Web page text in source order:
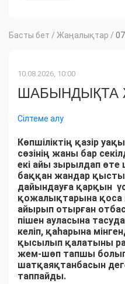
Басты бет / Жаңалықтар /
10.08.2026, 10:00
ШАБЫНДЫҚТА
Сілтеме алу
Көпшіліктің қазір
сөзінің жаны бар
екі айы зырылдап
баққан жандар
дайындауға қарқын
қожалықтарына қоса
айырып отырған
пішен ауласына
келіп, қаһарына
қысылып қалатыны
жем-шөп тапшы
шатқаяқтанбасын
таппайды.